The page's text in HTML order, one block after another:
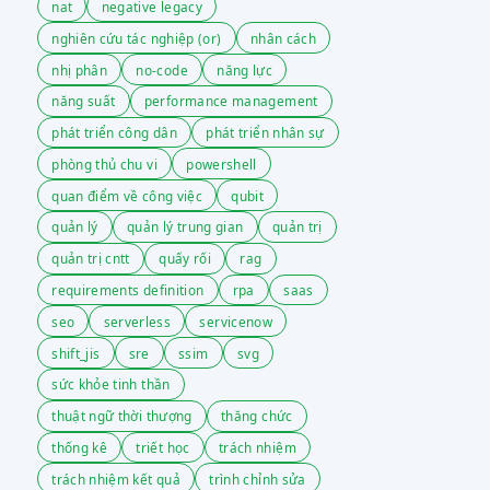
nat
negative legacy
nghiên cứu tác nghiệp (or)
nhân cách
nhị phân
no-code
năng lực
năng suất
performance management
phát triển công dân
phát triển nhân sự
phòng thủ chu vi
powershell
quan điểm về công việc
qubit
quản lý
quản lý trung gian
quản trị
quản trị cntt
quấy rối
rag
requirements definition
rpa
saas
seo
serverless
servicenow
shift_jis
sre ssim
svg
sức khỏe tinh thần
thuật ngữ thời thượng
thăng chức
thống kê
triết học
trách nhiệm
trách nhiệm kết quả
trình chỉnh sửa